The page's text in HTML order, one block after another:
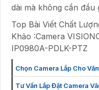
dài mà không cần đầu
Top Bài Viết Chất
Khảo :Camera
IP0980A-PDLK-PTZ
Chọn Camera Lắp Cho
Tư Vấn Lắp Đặt Camera